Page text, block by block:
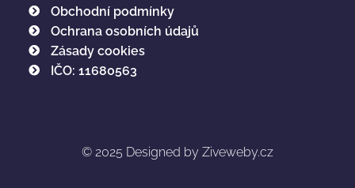
Obchodní podmínky
Ochrana osobních údajů
Zásady cookies
IČO: 11680563
© 2025 Designed by Ziveweby.cz